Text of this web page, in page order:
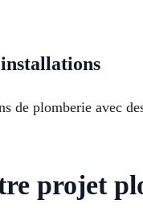
installations
de plomberie avec
projet